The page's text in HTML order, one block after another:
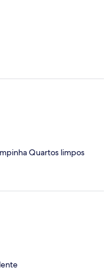
Quartos limpos